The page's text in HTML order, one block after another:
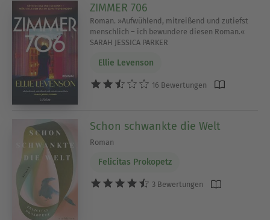
ZIMMER 706
Roman. »Aufwühlend, mitreißend und zutiefst
menschlich – ich bewundere diesen Roman.«
SARAH JESSICA PARKER
Ellie Levenson
16 Bewertungen
Schon schwankte die Welt
Roman
Felicitas Prokopetz
3 Bewertungen